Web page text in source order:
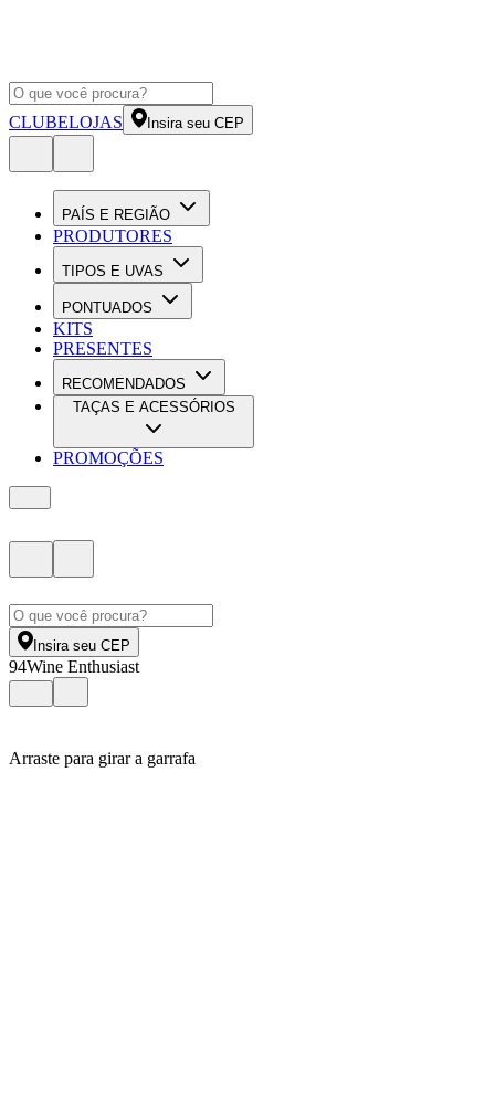
CLUBELOJAS Insira seu CEP
PAÍS E REGIÃO
PRODUTORES
TIPOS E UVAS
PONTUADOS
KITS
PRESENTES
RECOMENDADOS
TAÇAS E ACESSÓRIOS
PROMOÇÕES
Insira seu CEP
94Wine Enthusiast
Arraste para girar a garrafa